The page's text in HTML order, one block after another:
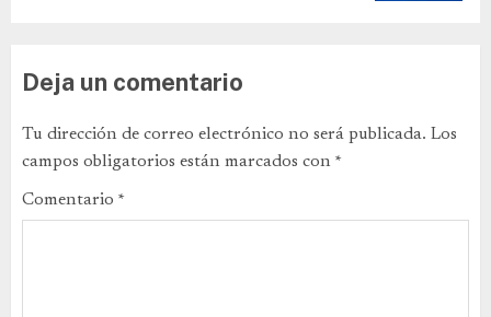
Deja un comentario
Tu dirección de correo electrónico no será publicada. Los
campos obligatorios están marcados con *
Comentario *